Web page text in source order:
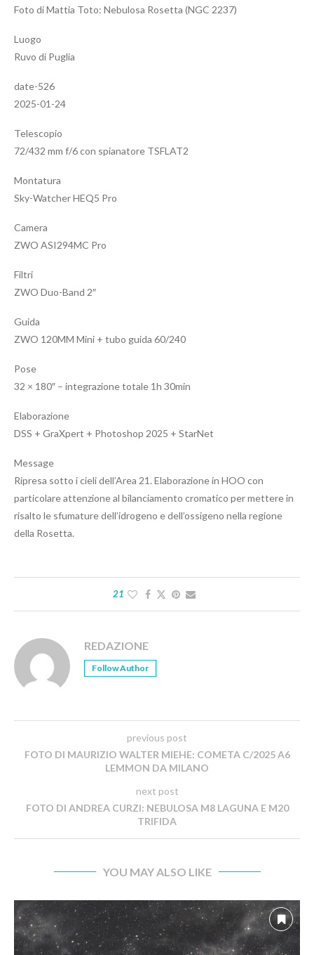
Foto di Mattia Toto: Nebulosa Rosetta (NGC 2237)
Luogo
Ruvo di Puglia
date-526
2025-01-24
Telescopio
72/432 mm f/6 con spianatore TSFLAT2
Montatura
Sky-Watcher HEQ5 Pro
Camera
ZWO ASI294MC Pro
Filtri
ZWO Duo-Band 2″
Guida
ZWO 120MM Mini + tubo guida 60/240
Pose
32 × 180″ – integrazione totale 1h 30min
Elaborazione
DSS + GraXpert + Photoshop 2025 + StarNet
Message
Ripresa sotto i cieli dell’Area 21. Elaborazione in HOO con
particolare attenzione al bilanciamento cromatico per mettere in
risalto le sfumature dell’idrogeno e dell’ossigeno nella regione
della Rosetta.
21
REDAZIONE
Follow Author
previous post
FOTO DI MAURIZIO WALTER MIEHE: COMETA C/2025 A6
LEMMON DA MILANO
next post
FOTO DI ANDREA CURZI: NEBULOSA M8 LAGUNA E M20
TRIFIDA
YOU MAY ALSO LIKE